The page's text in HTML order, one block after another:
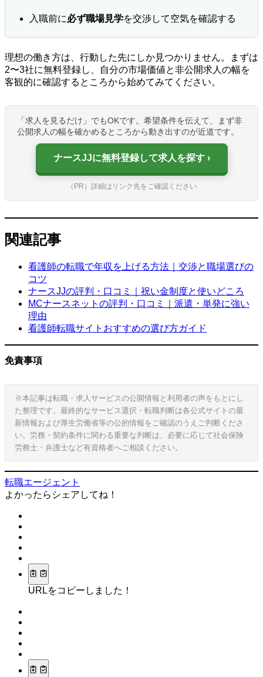
入職前に必ず職場見学を交渉して空気を確認する
理想の働き方は、行動した先にしか見つかりません。まずは
2〜3社に無料登録し、自分の市場価値と非公開求人の幅を
客観的に確認するところから始めてみてください。
「求人を見るだけ」でもOKです。希望条件を伝えて、まず非
公開求人の幅を確かめるところから動き出すのが近道です。
ナースJJに無料登録して求人を探す
（PR）詳細はリンク先をご確認ください
関連記事
看護師の転職で年収を上げる方法｜交渉と職場選びの
コツ
ナースJJの評判・口コミ｜祝い金制度と使いどころ
MCナースネットの評判・口コミ｜派遣・単発に強い
理由
看護師転職サイトおすすめの選び方ガイド
免責事項
※本記事は転職・求人サービスの公開情報と利用者の声をもとにし
た整理です。最終的なサービス選択・転職判断は各公式サイトの最
新情報および厚生労働省等の公的情報をご確認のうえご判断くださ
い。労務・契約条件に関わる重要な判断は、必要に応じて社会保険
労務士・弁護士など有資格者へご相談ください。
転職エージェント
よかったらシェアしてね！
URLをコピーしました！